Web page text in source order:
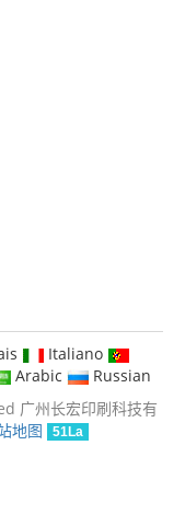
Italiano
Arabic
Russian
广州长宏印刷科技有
地图 51La